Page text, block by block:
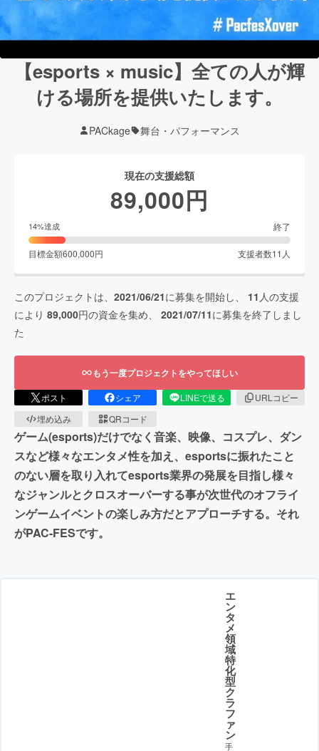
【esports × music】全ての人が輝
ける場所を提供いたします。
PACkage 舞台・パフォーマンス
現在の支援総額
89,000円
14%達成 終了
目標金額600,000円 支援者数11 人
このプロジェクトは、 2021/06/21に募集を開始し、 11 人の支援
により 89,000円の資金を集め、 2021/07/11に募集を終了しまし
た
もう一度プロジェクトをやってほしい
ポスト シェア LINEで送る
URLコピー
埋め込み
QRコード
ゲーム(esports)だけでなく音楽、映像、コスプレ、ダン
スなど様々なエンタメ性を加え、esportsに振れたこと
のない層を取り入れてesports業界の発展を目指し様々
なジャンルとクロスオーバーする事が次世代のオフライ
ンゲームイベントの楽しみ方だとアプローチする。それ
がPAC-FESです。
エ
ン
タ
メ
領
域
特
化
型
ク
ラ
フ
ァ
ン
手